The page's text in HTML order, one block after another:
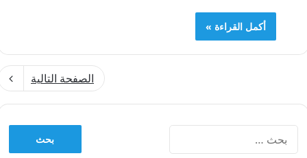
أكمل القراءة »
الصفحة التالية
عن: